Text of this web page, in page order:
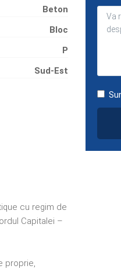
Beton
Bloc
P
Sud-Est
cu regim de
Capitalei –
proprie,